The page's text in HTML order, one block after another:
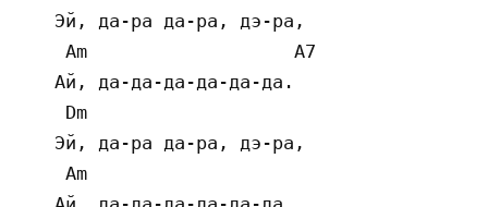
   Эй, да-ра да-ра, дэ-ра,
    Am                   A7
   Ай, да-да-да-да-да-да.
    Dm
   Эй, да-ра да-ра, дэ-ра,
    Am